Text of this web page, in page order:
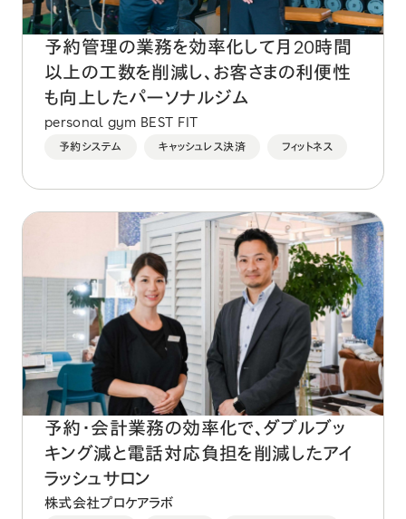
予約管理の業務を効率化して月20時間
以上の工数を削減し、お客さまの利便性
も向上したパーソナルジム
personal gym BEST FIT
予約システム キャッシュレス決済 フィットネス
予約・会計業務の効率化で、ダブルブッ
キング減と電話対応負担を削減したアイ
ラッシュサロン
株式会社プロケアラボ